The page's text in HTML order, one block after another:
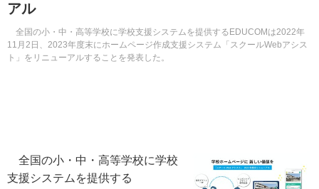
アル
全国の小・中・高等学校に学校支援システムを提供するEDUCOMは2022年
11月2日、2023年度末にホームページ作成支援システム「スクールWebアシス
ト」をリニューアルすることを発表した。
全国の小・中・高等学校に学校
支援システムを提供する